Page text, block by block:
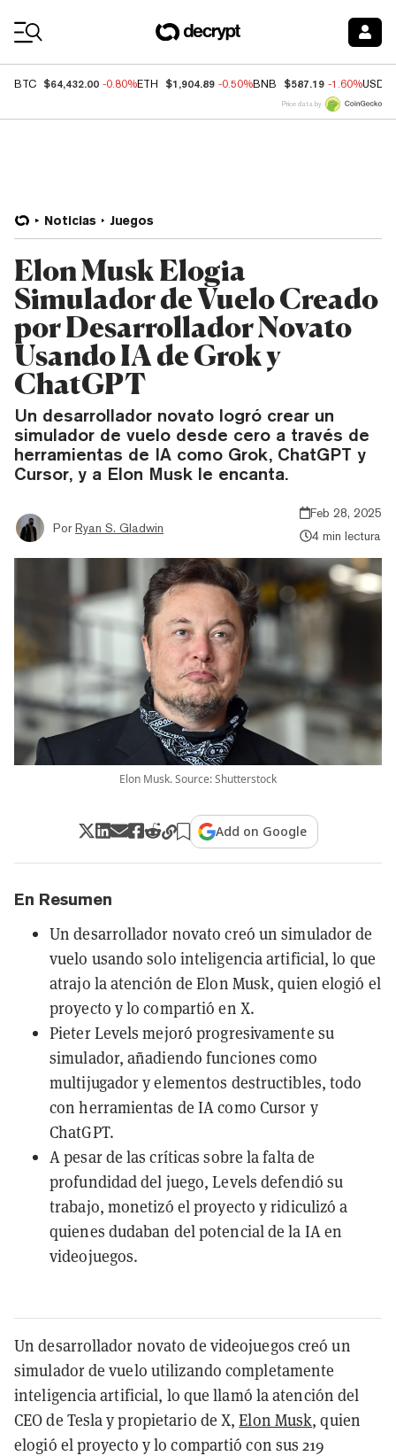
BTC $64,432.00 -0.80%ETH $1,904.89 -0.50%BNB $587.19 -1.60%USDC
Price data by
Noticias Juegos
Elon Musk Elogia
Simulador de Vuelo Creado
por Desarrollador Novato
Usando IA de Grok y
ChatGPT
Un desarrollador novato logró crear un
simulador de vuelo desde cero a través de
herramientas de IA como Grok, ChatGPT y
Cursor, y a Elon Musk le encanta.
Por Ryan S. Gladwin
Feb 28, 2025
4 min lectura
Elon Musk. Source: Shutterstock
Add on Google
En Resumen
Un desarrollador novato creó un simulador de
vuelo usando solo inteligencia artificial, lo que
atrajo la atención de Elon Musk, quien elogió el
proyecto y lo compartió en X.
Pieter Levels mejoró progresivamente su
simulador, añadiendo funciones como
multijugador y elementos destructibles, todo
con herramientas de IA como Cursor y
ChatGPT.
A pesar de las críticas sobre la falta de
profundidad del juego, Levels defendió su
trabajo, monetizó el proyecto y ridiculizó a
quienes dudaban del potencial de la IA en
videojuegos.
Un desarrollador novato de videojuegos creó un
simulador de vuelo utilizando completamente
inteligencia artificial, lo que llamó la atención del
CEO de Tesla y propietario de X,Elon Musk, quien
elogió el proyecto y lo compartió con sus 219